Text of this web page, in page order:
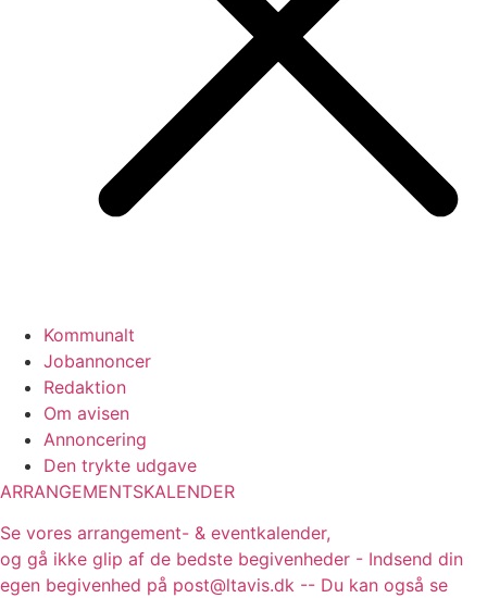
Kommunalt
Jobannoncer
Redaktion
Om avisen
Annoncering
Den trykte udgave
ARRANGEMENTSKALENDER
Se vores arrangement- & eventkalender,
og gå ikke glip af de bedste begivenheder - Indsend din
egen begivenhed på post@ltavis.dk -- Du kan også se